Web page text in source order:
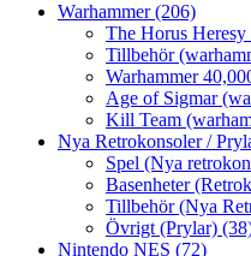
Warhammer(206)
The Horus Heresy
Tillbehör
Warhammer
Age of Sigmar
Kill Team
Nya Retrokonsoler /
Spel (Nya
Basenheter
Tillbehör (Nya
Övrigt (Prylar)
Nintendo NES (72)